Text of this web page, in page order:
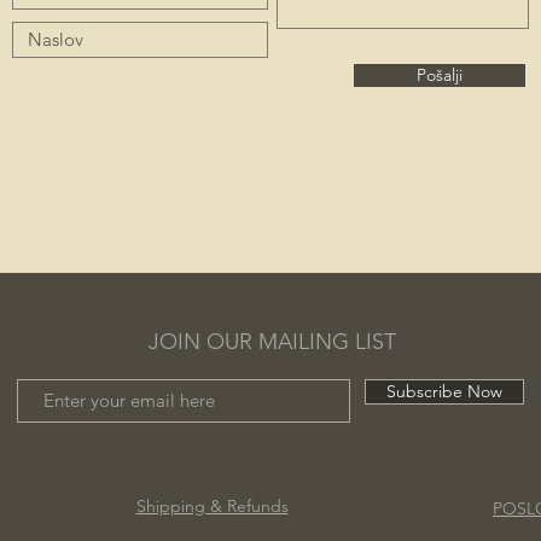
Pošalji
JOIN OUR MAILING LIST
Subscribe Now
Shipping & Refunds